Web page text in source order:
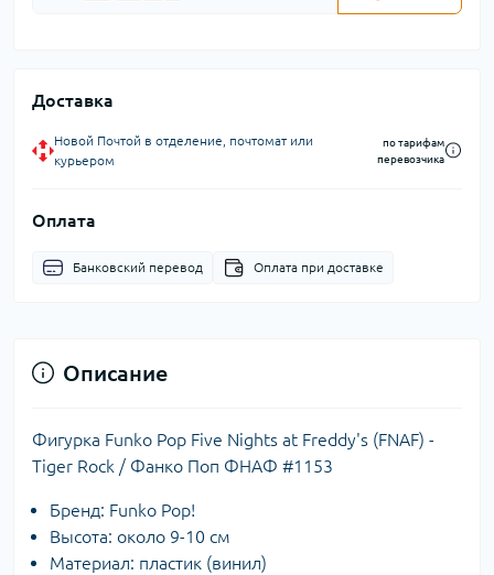
Доставка
Новой Почтой в отделение, почтомат или
курьером
по тарифам
перевозчика
Оплата
Банковский перевод Оплата при доставке
Описание
Фигурка Funko Pop Five Nights at Freddy's (FNAF) -
Tiger Rock / Фанко Поп ФНАФ #1153
Бренд: Funko Pop!
Высота: около 9-10 см
Материал: пластик (винил)